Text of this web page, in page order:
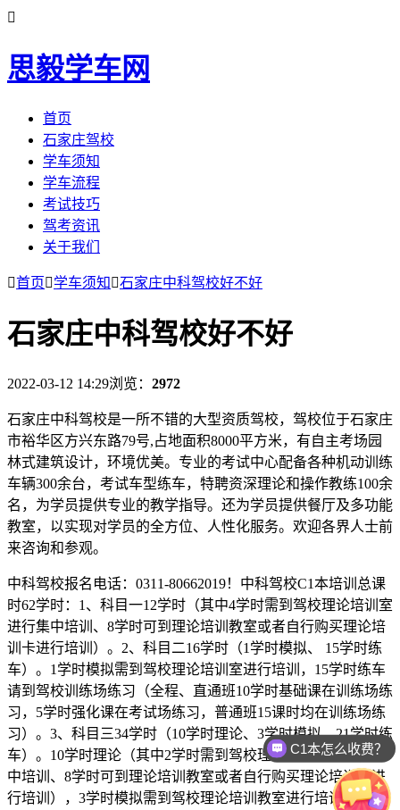

思毅学车网
首页
石家庄驾校
学车须知
学车流程
考试技巧
驾考资讯
关于我们
首页学车须知 石家庄中科驾校好不好
石家庄中科驾校好不好
2022-03-12 14:29浏览： 2972
石家庄中科驾校是一所不错的大型资质驾校，驾校位于石家庄
市裕华区方兴东路79号,占地面积8000平方米，有自主考场园
林式建筑设计，环境优美。专业的考试中心配备各种机动训练
车辆300余台，考试车型练车，特聘资深理论和操作教练100余
名，为学员提供专业的教学指导。还为学员提供餐厅及多功能
教室，以实现对学员的全方位、人性化服务。欢迎各界人士前
来咨询和参观。
中科驾校报名电话：0311-80662019！中科驾校C1本培训总课
时62学时：1、科目一12学时（其中4学时需到驾校理论培训室
进行集中培训、8学时可到理论培训教室或者自行购买理论培
训卡进行培训）。2、科目二16学时（1学时模拟、 15学时练
车）。1学时模拟需到驾校理论培训室进行培训，15学时练车
请到驾校训练场练习（全程、直通班10学时基础课在训练场练
习，5学时强化课在考试场练习，普通班15课时均在训练场练
习）。3、科目三34学时（10学时理论、3学时模拟、21学时练
车）。10学时理论（其中2学时需到驾校理论培训教室进行集
中培训、8学时可到理论培训教室或者自行购买理论培训卡进
行培训），3学时模拟需到驾校理论培训教室进行培训，21学
C1本怎么收费？